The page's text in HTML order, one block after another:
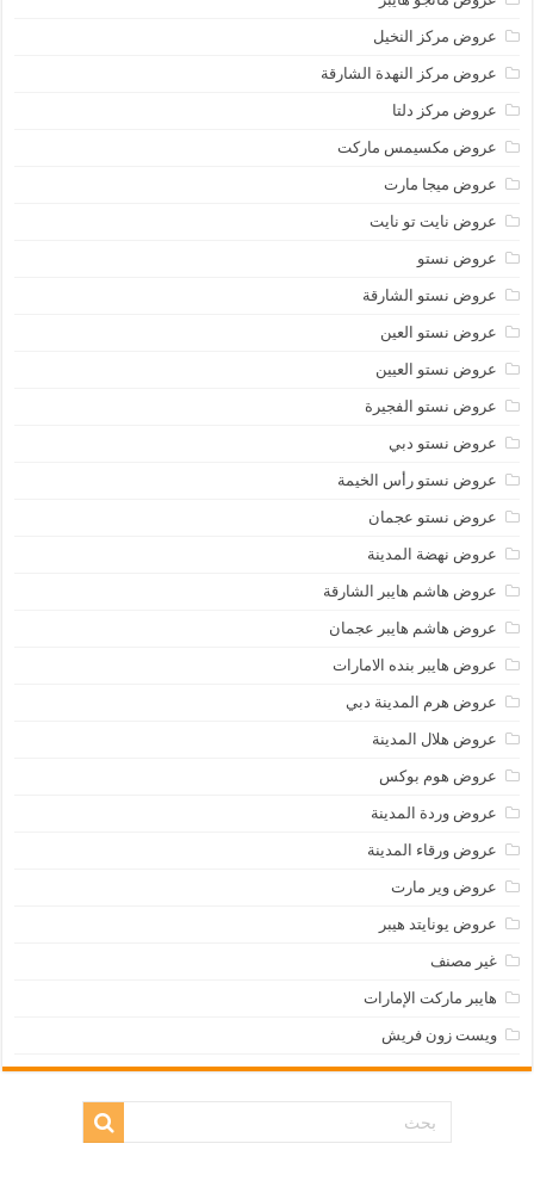
عروض مركز النخيل
عروض مركز النهدة الشارقة
عروض مركز دلتا
عروض مكسيمس ماركت
عروض ميجا مارت
عروض نايت تو نايت
عروض نستو
عروض نستو الشارقة
عروض نستو العين
عروض نستو العيين
عروض نستو الفجيرة
عروض نستو دبي
عروض نستو رأس الخيمة
عروض نستو عجمان
عروض نهضة المدينة
عروض هاشم هايبر الشارقة
عروض هاشم هايبر عجمان
عروض هايبر بنده الامارات
عروض هرم المدينة دبي
عروض هلال المدينة
عروض هوم بوكس
عروض وردة المدينة
عروض ورقاء المدينة
عروض وير مارت
عروض يونايتد هيبر
غير مصنف
هايبر ماركت الإمارات
ويست زون فريش